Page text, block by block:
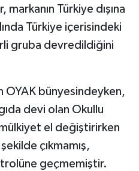
Türkiye dışına
Türkiye içerisindeki
gruba devredildiğini
OYAK bünyesindeyken,
devi olan Okullu
mülkiyet el değiştirirken
şekilde çıkmamış,
geçmemiştir.